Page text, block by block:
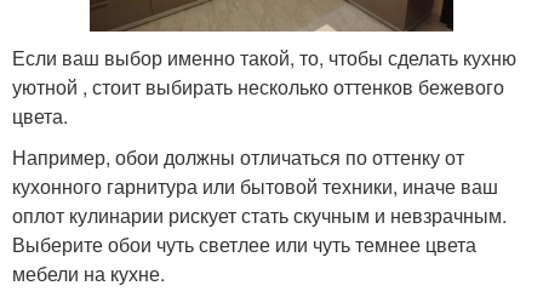
Если ваш выбор именно такой, то, чтобы сделать кухню
уютной , стоит выбирать несколько оттенков бежевого
цвета.
Например, обои должны отличаться по оттенку от
кухонного гарнитура или бытовой техники, иначе ваш
оплот кулинарии рискует стать скучным и невзрачным.
Выберите обои чуть светлее или чуть темнее цвета
мебели на кухне.